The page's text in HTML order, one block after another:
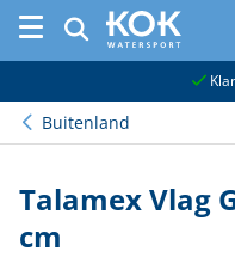
Buitenland
Talamex Vlag
cm